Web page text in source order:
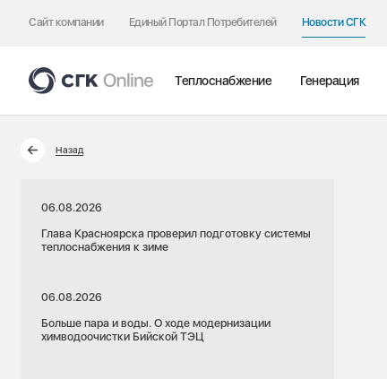
Сайт компании Единый Портал Потребителей Новости СГК
Теплоснабжение Генерация
Назад
06.08.2026
Глава Красноярска проверил подготовку системы
теплоснабжения к зиме
06.08.2026
Больше пара и воды. О ходе модернизации
химводоочистки Бийской ТЭЦ